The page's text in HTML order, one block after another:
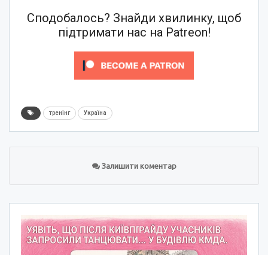
Сподобалось? Знайди хвилинку, щоб
підтримати нас на Patreon!
тренінг Україна
Залишити коментар